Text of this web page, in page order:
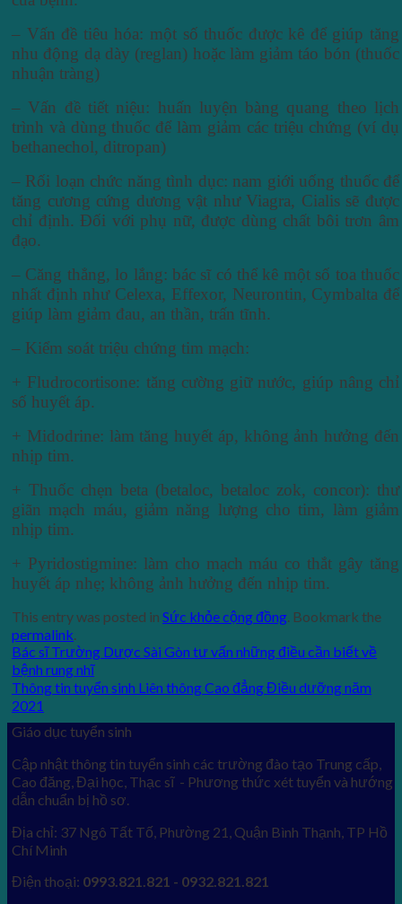
– Vấn đề tiêu hóa: một số thuốc được kê để giúp tăng
nhu động dạ dày (reglan) hoặc làm giảm táo bón (thuốc
nhuận tràng)
– Vấn đề tiết niệu: huấn luyện bàng quang theo lịch
trình và dùng thuốc để làm giảm các triệu chứng (ví dụ
bethanechol, ditropan)
– Rối loạn chức năng tình dục: nam giới uống thuốc để
tăng cương cứng dương vật như Viagra, Cialis sẽ được
chỉ định. Đối với phụ nữ, được dùng chất bôi trơn âm
đạo.
– Căng thẳng, lo lắng: bác sĩ có thể kê một số toa thuốc
nhất định như Celexa, Effexor, Neurontin, Cymbalta để
giúp làm giảm đau, an thần, trấn tĩnh.
– Kiểm soát triệu chứng tim mạch:
+ Fludrocortisone: tăng cường giữ nước, giúp nâng chỉ
số huyết áp.
+ Midodrine: làm tăng huyết áp, không ảnh hưởng đến
nhịp tim.
+ Thuốc chẹn beta (betaloc, betaloc zok, concor): thư
giãn mạch máu, giảm năng lượng cho tim, làm giảm
nhịp tim.
+ Pyridostigmine: làm cho mạch máu co thắt gây tăng
huyết áp nhẹ; không ảnh hưởng đến nhịp tim.
This entry was posted in Sức khỏe cộng đồng. Bookmark the
permalink.
Bác sĩ Trường Dược Sài Gòn tư vấn những điều cần biết về
bệnh rung nhĩ
Thông tin tuyển sinh Liên thông Cao đẳng Điều dưỡng năm
2021
Giáo dục tuyển sinh
Cập nhật thông tin tuyển sinh các trường đào tạo Trung cấp,
Cao đăng, Đại học, Thạc sĩ - Phương thức xét tuyển và hướng
dẫn chuẩn bị hồ sơ.
Địa chỉ: 37 Ngô Tất Tố, Phường 21, Quận Bình Thạnh, TP Hồ
Chí Minh
Điện thoại: 0993.821.821 - 0932.821.821